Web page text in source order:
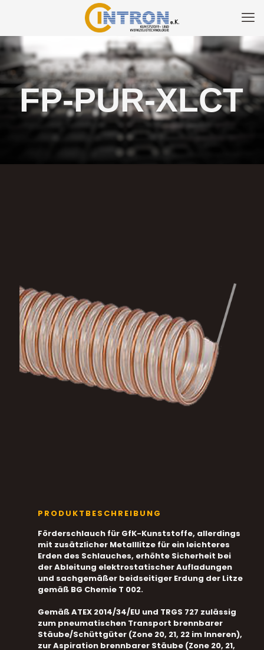
FP-PUR-XLCT
PRODUKTBESCHREIBUNG
Förderschlauch für GfK-Kunststoffe, allerdings
mit zusätzlicher Metalllitze für ein leichteres
Erden des Schlauches, erhöhte Sicherheit bei
der Ableitung elektrostatischer Aufladungen
und sachgemäßer beidseitiger Erdung der Litze
gemäß BG Chemie T 002.
Gemäß ATEX 2014/34/EU und TRGS 727 zulässig
zum pneumatischen Transport brennbarer
Stäube/Schüttgüter (Zone 20, 21, 22 im Inneren),
zur Aspiration brennbarer Stäube (Zone 20, 21,